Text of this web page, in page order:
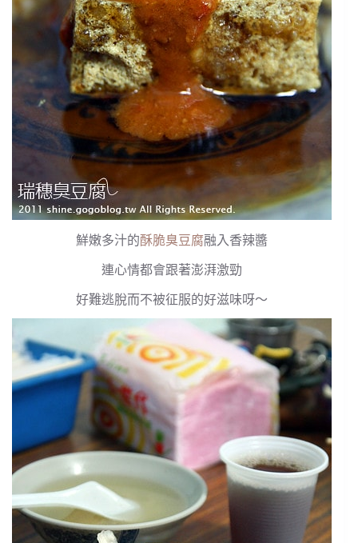
鮮嫩多汁的酥脆臭豆腐融入香辣醬
連心情都會跟著澎湃激勁
好難逃脫而不被征服的好滋味呀～